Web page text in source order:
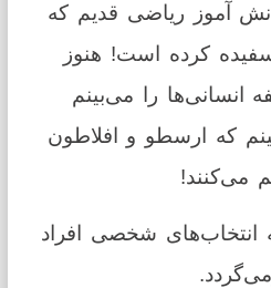
آموز ریاضی قدیم که
کرده است! هنوز
را می‌بینم
که ارسطو و افلاطون
می‌کنند!
شخصی افراد